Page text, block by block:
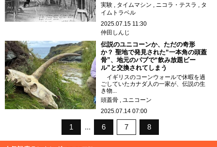
実験
タイムマシン ニコラ・テスラ
タ
イムトラベル
2025.07.15 11:30
仲田しんじ
伝説のユニコーンか、ただの奇形
か？ 聖地で発見された“一本角の頭蓋
骨”、地元のパブで“飲み放題ビー
ル”と交換されてしまう
イギリスのコーンウォールで休暇を過
ごしていたカナダ人の一家が、伝説の生
き物...
頭蓋骨
ユニコーン
2025.07.14 07:00
1 6 7 8